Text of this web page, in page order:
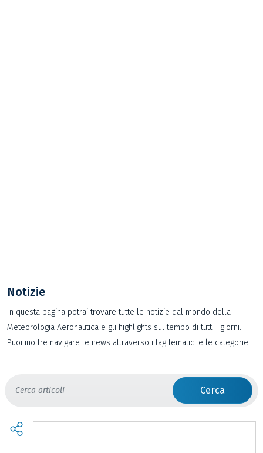
Notizie
In questa pagina potrai trovare tutte le notizie dal mondo della
Meteorologia Aeronautica e gli highlights sul tempo di tutti i giorni.
Puoi inoltre navigare le news attraverso i tag tematici e le categorie.
Cerca